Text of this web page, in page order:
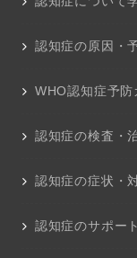
認知症の原因・
WHO認知症予防
認知症の検査・
認知症の症状・
認知症のサポー